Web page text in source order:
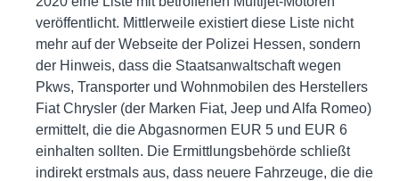
veröffentlicht. Mittlerweile existiert diese Liste nicht
mehr auf der Webseite der Polizei Hessen, sondern
der Hinweis, dass die Staatsanwaltschaft wegen
Pkws, Transporter und Wohnmobilen des Herstellers
Fiat Chrysler (der Marken Fiat, Jeep und Alfa Romeo)
ermittelt, die die Abgasnormen EUR 5 und EUR 6
einhalten sollten. Die Ermittlungsbehörde schließt
indirekt erstmals aus, dass neuere Fahrzeuge, die die